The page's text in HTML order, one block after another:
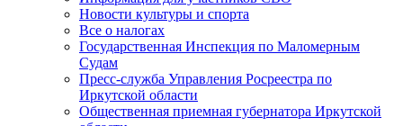
Новости культуры и спорта
Все о налогах
Государственная Инспекция по Маломерным
Судам
Пресс-служба Управления Росреестра по
Иркутской области
Общественная приемная губернатора Иркутской